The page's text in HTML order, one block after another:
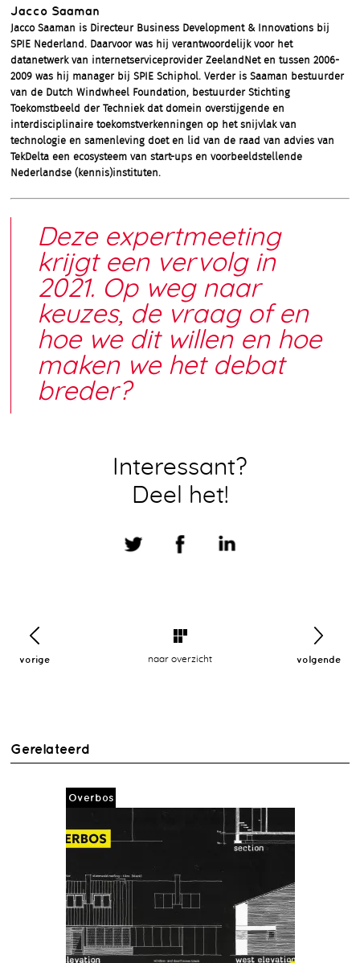
Jacco Saaman
Jacco Saaman is Directeur Business Development & Innovations bij
SPIE Nederland. Daarvoor was hij verantwoordelijk voor het
datanetwerk van internetserviceprovider ZeelandNet en tussen 2006-
2009 was hij manager bij SPIE Schiphol. Verder is Saaman bestuurder
van de Dutch Windwheel Foundation, bestuurder Stichting
Toekomstbeeld der Techniek dat domein overstijgende en
interdisciplinaire toekomstverkenningen op het snijvlak van
technologie en samenleving doet en lid van de raad van advies van
TekDelta een ecosysteem van start-ups en voorbeeldstellende
Nederlandse (kennis)instituten.
Deze expertmeeting
krijgt een vervolg in
2021. Op weg naar
keuzes, de vraag of en
hoe we dit willen en hoe
maken we het debat
breder?
Interessant?
Deel het!
vorige naar overzicht volgende
Gerelateerd
Overbos